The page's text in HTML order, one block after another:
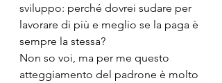
sviluppo: perché dovrei sudare per
lavorare di più e meglio se la paga è
sempre la stessa?
Non so voi, ma per me questo
atteggiamento del padrone è molto